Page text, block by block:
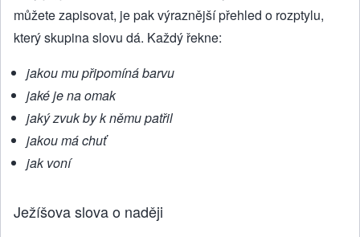
můžete zapisovat, je pak výraznější přehled o rozptylu,
který skupina slovu dá. Každý řekne:
jakou mu připomíná barvu
jaké je na omak
jaký zvuk by k němu patřil
jakou má chuť
jak voní
Ježíšova slova o naději